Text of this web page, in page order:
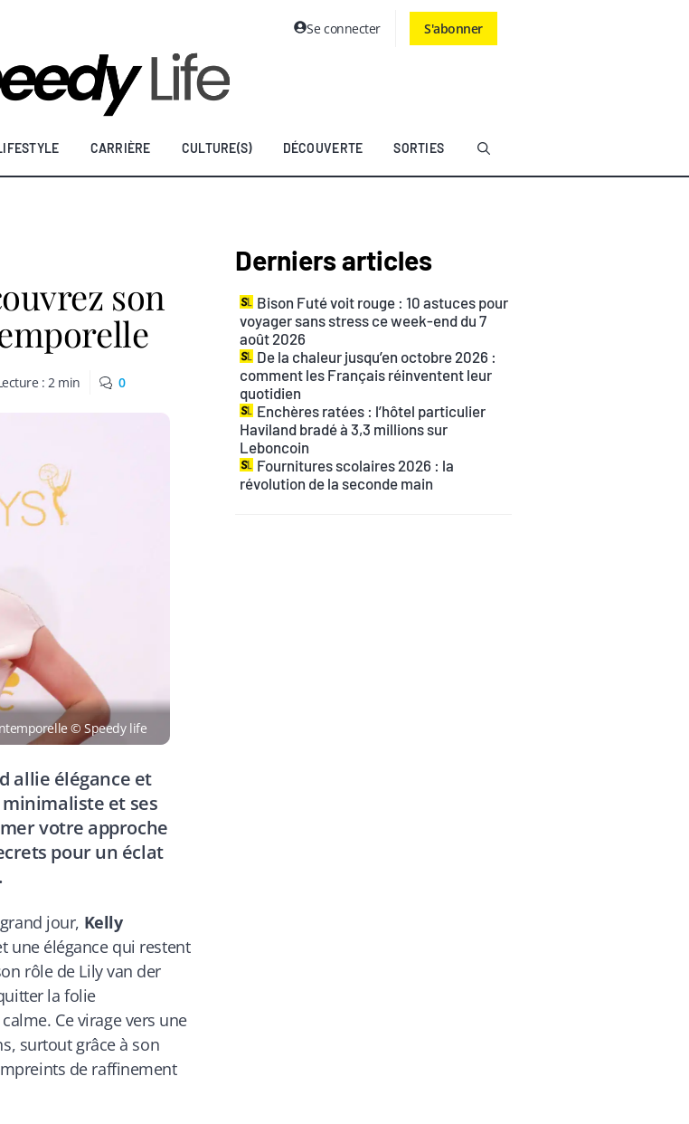
Se connecter S'abonner
CARRIÈRE CULTURE(S) DÉCOUVERTE SORTIES
son
:2 min 0
© Speedy life
allie élégance et
et ses
votre approche
pour un éclat
jour, Kelly
une élégance qui restent
rôle de Lily van der
la folie
Ce virage vers une
surtout grâce à son
de raffinement
Derniers articles
Bison Futé voit rouge : 10 astuces pour
voyager sans stress ce week-end du 7
août 2026
De la chaleur jusqu’en octobre 2026 :
comment les Français réinventent leur
quotidien
Enchères ratées : l’hôtel particulier
Haviland bradé à 3,3 millions sur
Leboncoin
Fournitures scolaires 2026 : la
révolution de la seconde main